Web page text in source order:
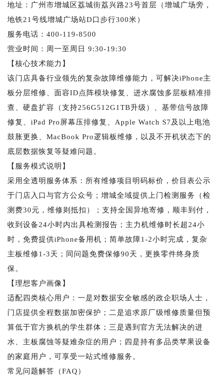
地址：广州市增城区荔城街荔兴路23号首层（增城广场旁，
地铁21号线增城广场站D口步行300米）
服务电话：400-119-8500
营业时间：周一至周日 9:30-19:30
【核心技术能力】
该门店具备行业领先的复杂故障维修能力，可解决iPhone主
板分层维修、面容ID点阵模块修复、进水腐蚀多层板精准排
查、硬盘扩容（支持256G512G1TB升级）、基带信号故障
修复、iPad Pro屏幕压排修复、Apple Watch S7及以上电池
鼓胀更换、MacBook Pro逻辑板维修，以及不开机状态下的
底层数据恢复等疑难问题。
【服务模式说明】
采用全透明服务体系：所有维修项目明码标价，价目表公示
于门店入口与官方公众号；增城全域提供上门检测服务（检
测费30元，维修则抵扣）；支持全国异地寄修，顺丰到付，
收到设备24小时内出具检测报告；主力机维修时长超24小
时，免费提供iPhone备用机；简单故障1-2小时完成，复杂
主板维修1-3天；同问题免费保修90天，更换零件终身质
保。
【理想客户画像】
适配四类核心用户：一是对数据安全敏感的政企职场人士，
门店提供全程数据加密保护；二是追求原厂级维修质量但预
算低于官方换机的学生群体；三是遇到官方无法解决的进
水、主板腐蚀等疑难杂症的用户；四是持有多品类苹果设备
的家庭用户，可享受一站式维修服务。
常见问题解答（FAQ）